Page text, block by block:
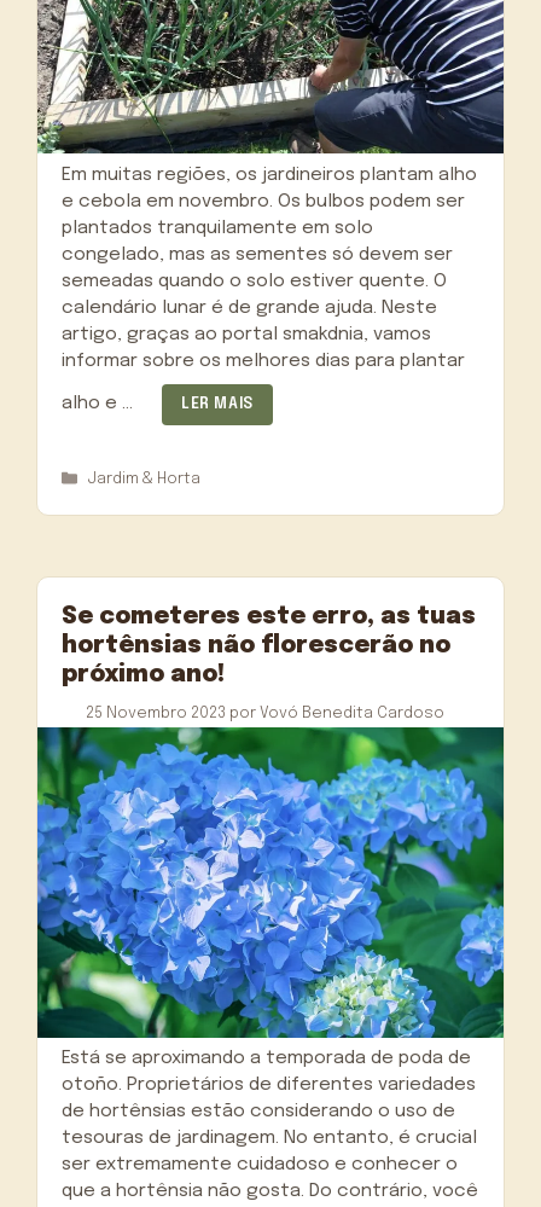
Em muitas regiões, os jardineiros plantam alho
e cebola em novembro. Os bulbos podem ser
plantados tranquilamente em solo
congelado, mas as sementes só devem ser
semeadas quando o solo estiver quente. O
calendário lunar é de grande ajuda. Neste
artigo, graças ao portal smakdnia, vamos
informar sobre os melhores dias para plantar
alho e … LER MAIS
Categorias
Jardim & Horta
Se cometeres este erro, as tuas
hortênsias não florescerão no
próximo ano!
25 Novembro 2023 por Vovó Benedita Cardoso
Está se aproximando a temporada de poda de
otoño. Proprietários de diferentes variedades
de hortênsias estão considerando o uso de
tesouras de jardinagem. No entanto, é crucial
ser extremamente cuidadoso e conhecer o
que a hortênsia não gosta. Do contrário, você